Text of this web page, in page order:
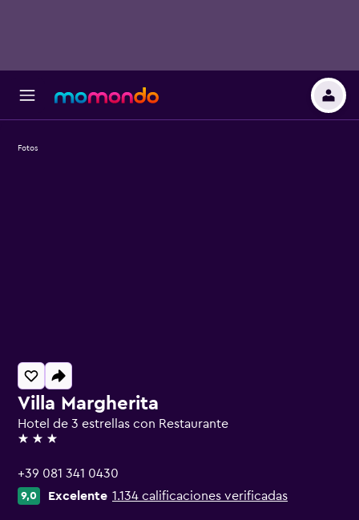
Villa Margherita
Hotel de 3 estrellas con Restaurante
3 estrellas
+39 081 341 0430
9,0 Excelente 1.134 calificaciones verificadas
Fotos